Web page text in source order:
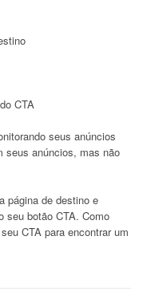
CTA
seus anúncios
seus anúncios, mas não
página de destino e
seu botão CTA. Como
CTA para encontrar um